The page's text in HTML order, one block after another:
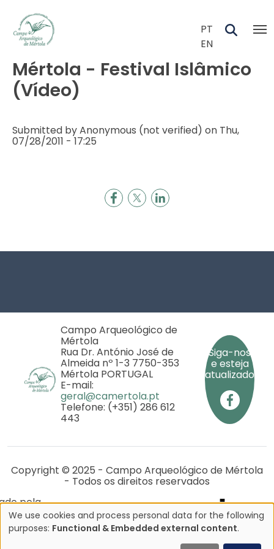
PT
EN
Mértola - Festival Islâmico
(Vídeo)
Submitted byAnonymous (not verified) on Thu,
07/28/2011 - 17:25
Campo Arqueológico de
Mértola
Rua Dr. António José de
Almeida nº 1-3 7750-353
Mértola PORTUGAL
E-mail:
geral@camertola.pt
Telefone: (+351) 286 612
443
Siga-nos
e esteja
atualizado
Copyright © 2025 - Campo Arqueológico de Mértola
- Todos os direitos reservados
pela
2020
Use
We use cookies and process personal data for the following
purposes: Functional & Embedded external content.